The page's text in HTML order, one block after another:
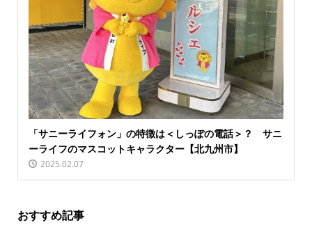
「サニーライフォン」の特徴は＜しっぽの電話＞？ サニ
ーライフのマスコットキャラクター【北九州市】
2025.02.07
おすすめ記事